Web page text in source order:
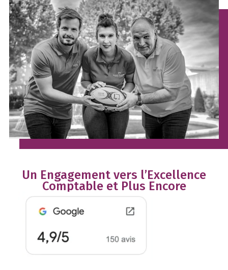
Un Engagement vers l’Excellence
Comptable et Plus Encore